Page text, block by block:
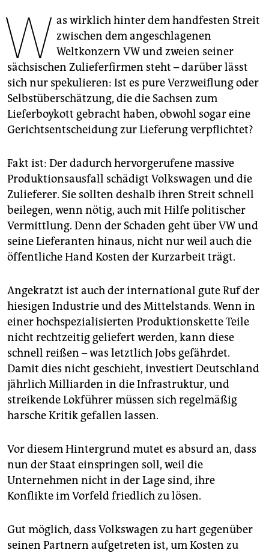
unterstützen
abo
genossenschaft
epaper login
W as wirklich hinter dem handfesten Streit
zwischen dem angeschlagenen
Weltkonzern VW und zweien seiner
sächsischen Zulieferfirmen steht – darüber lässt
sich nur spekulieren: Ist es pure Verzweiflung oder
Selbstüberschätzung, die die Sachsen zum
Lieferboykott gebracht haben, obwohl sogar eine
Gerichtsentscheidung zur Lieferung verpflichtet?
Fakt ist: Der dadurch hervorgerufene massive
Produktionsausfall schädigt Volkswagen und die
Zulieferer. Sie sollten deshalb ihren Streit schnell
beilegen, wenn nötig, auch mit Hilfe politischer
Vermittlung. Denn der Schaden geht über VW und
seine Lieferanten hinaus, nicht nur weil auch die
öffentliche Hand Kosten der Kurzarbeit trägt.
Angekratzt ist auch der international gute Ruf der
hiesigen Indus­trie und des Mittelstands. Wenn in
einer hochspezialisierten Produktionskette Teile
nicht rechtzeitig geliefert werden, kann diese
schnell reißen – was letztlich Jobs gefährdet.
Damit dies nicht geschieht, investiert Deutschland
jährlich Milliarden in die In­fra­struktur, und
streikende Lokführer müssen sich regelmäßig
harsche Kritik gefallen lassen.
Vor diesem Hintergrund mutet es absurd an, dass
nun der Staat einspringen soll, weil die
Unternehmen nicht in der Lage sind, ihre
Konflikte im Vorfeld friedlich ­zu lösen.
Gut möglich, dass Volkswagen zu hart gegenüber
seinen Partnern aufgetreten ist, um Kosten zu